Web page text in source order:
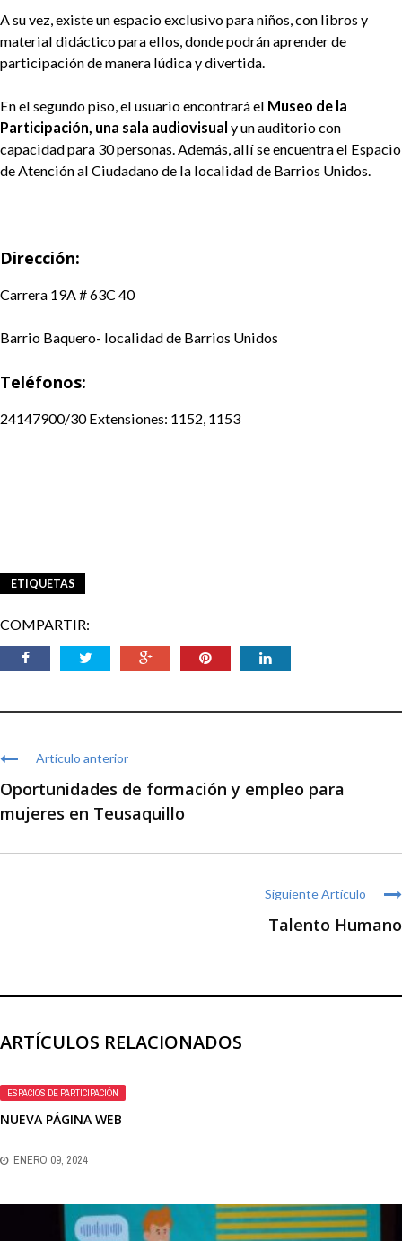
A su vez, existe un espacio exclusivo para niños, con libros y
material didáctico para ellos, donde podrán aprender de
participación de manera lúdica y divertida.
En el segundo piso, el usuario encontrará el Museo de la
Participación, una sala audiovisual yun auditorio con
capacidad para 30 personas. Además, allí se encuentra el Espacio
de Atención al Ciudadano de la localidad de Barrios Unidos.
Dirección:
Carrera 19A # 63C 40
Barrio Baquero- localidad de Barrios Unidos
Teléfonos:
24147900/30 Extensiones: 1152, 1153
ETIQUETAS
COMPARTIR:
Artículo anterior
Oportunidades de formación y empleo para
mujeres en Teusaquillo
Siguiente Artículo
Talento Humano
ARTÍCULOS RELACIONADOS
ESPACIOS DE PARTICIPACIÓN
NUEVA PÁGINA WEB
ENERO 09, 2024